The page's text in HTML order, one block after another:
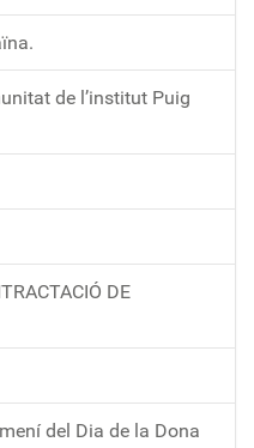
de l’institut Puig
DE
del Dia de la Dona